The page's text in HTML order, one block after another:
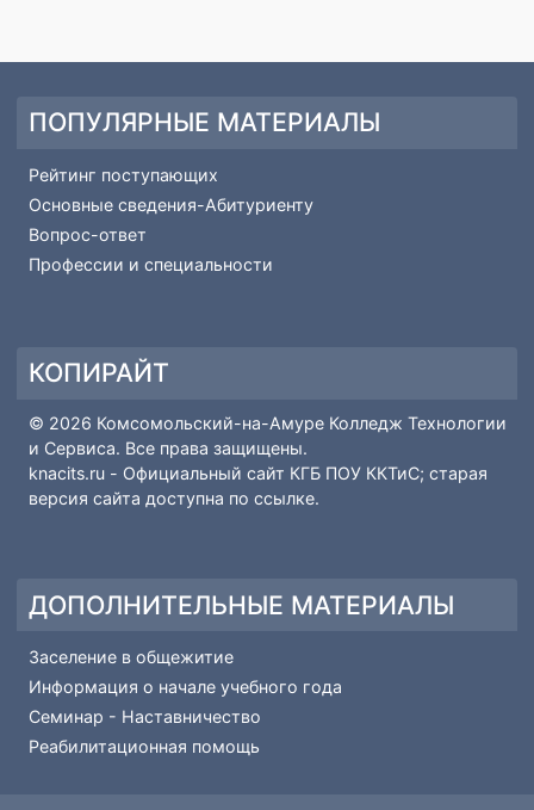
ПОПУЛЯРНЫЕ МАТЕРИАЛЫ
Рейтинг поступающих
Основные сведения-Абитуриенту
Вопрос-ответ
КОПИРАЙТ
© 2026 Комсомольский-на-Амуре Колледж Технологии
и Сервиса. Все права защищены.
knacits.ru
версия сайта доступна по